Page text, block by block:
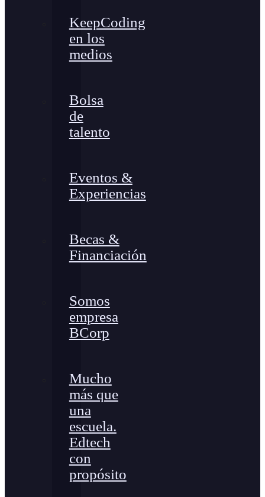
KeepCoding
en los
medios
Bolsa
de
talento
Eventos &
Experiencias
Becas &
Financiación
Somos
empresa
BCorp
Mucho
más que
una
escuela.
Edtech
con
propósito